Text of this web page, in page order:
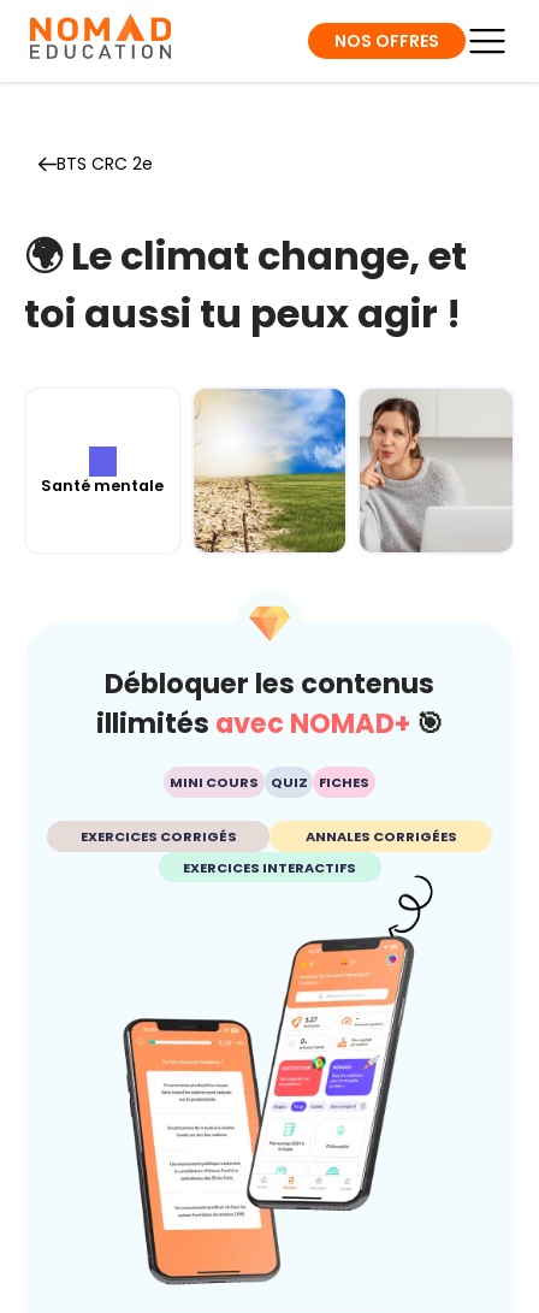
NOS OFFRES
BTS CRC 2e
🌍 Le climat change, et
toi aussi tu peux agir !
Santé mentale
Climat
Débloquer les contenus
illimités avec NOMAD+ 🎯
MINI COURS QUIZ FICHES
EXERCICES CORRIGÉS
ANNALES CORRIGÉES
EXERCICES INTERACTIFS